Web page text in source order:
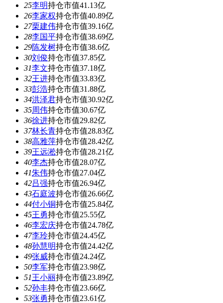
25李明持仓市值41.13亿
26李家权持仓市值40.89亿
27栗建伟持仓市值39.16亿
28李国平持仓市值38.69亿
29陈发树持仓市值38.6亿
30刘俊持仓市值37.85亿
31李文持仓市值37.18亿
32王进持仓市值33.83亿
33彭浩持仓市值31.88亿
34洪泽君持仓市值30.92亿
35周伟持仓市值30.67亿
36徐进持仓市值29.82亿
37林长青持仓市值28.83亿
38高雅萍持仓市值28.42亿
39王远淞持仓市值28.21亿
40李杰持仓市值28.07亿
41朱伟持仓市值27.04亿
42吕强持仓市值26.94亿
43石庭波持仓市值26.66亿
44付小铜持仓市值25.84亿
45王勇持仓市值25.55亿
46李宏庆持仓市值24.78亿
47李玲持仓市值24.45亿
48孙慧明持仓市值24.42亿
49张威持仓市值24.24亿
50李军持仓市值23.98亿
51王小丽持仓市值23.89亿
52孙丰持仓市值23.66亿
53张勇持仓市值23.61亿